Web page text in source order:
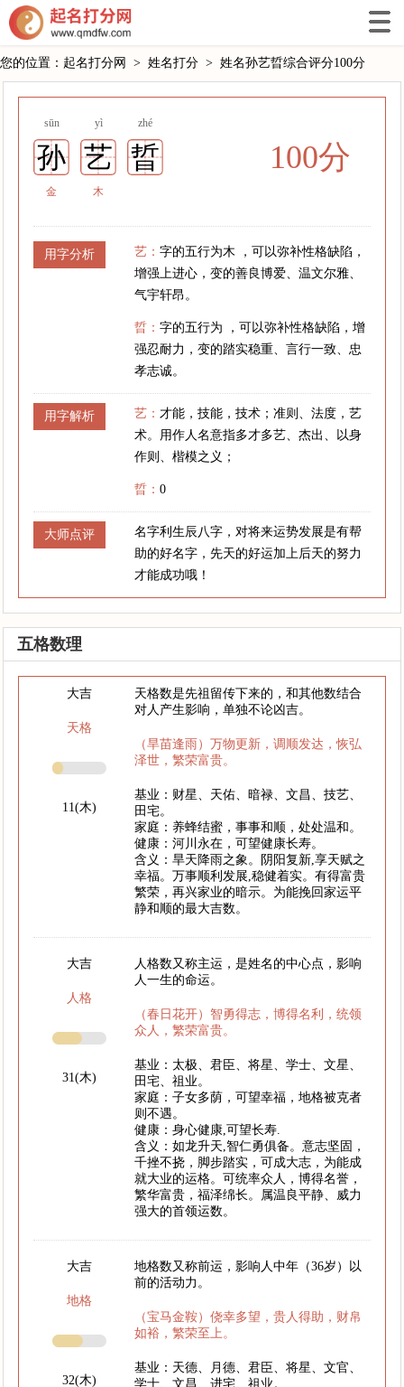
您的位置： 起名打分网 > 姓名打分 > 姓名孙艺晢综合评分100分
sūn yì zhé
孙 艺 晢
金 木
100分
用字分析 艺：字的五行为木 ，可以弥补性格缺陷，
增强上进心，变的善良博爱、温文尔雅、
气宇轩昂。
晢：字的五行为 ，可以弥补性格缺陷，增
强忍耐力，变的踏实稳重、言行一致、忠
孝志诚。
用字解析 艺：才能，技能，技术；准则、法度，艺
术。用作人名意指多才多艺、杰出、以身
作则、楷模之义；
晢：0
大师点评
名字利生辰八字，对将来运势发展是有帮
助的好名字，先天的好运加上后天的努力
才能成功哦！
五格数理
大吉
天格
11(木)
天格数是先祖留传下来的，和其他数结合
对人产生影响，单独不论凶吉。
（旱苗逢雨）万物更新，调顺发达，恢弘
泽世，繁荣富贵。
基业：财星、天佑、暗禄、文昌、技艺、
田宅。
家庭：养蜂结蜜，事事和顺，处处温和。
健康：河川永在，可望健康长寿。
含义：旱天降雨之象。阴阳复新,享天赋之
幸福。万事顺利发展,稳健着实。有得富贵
繁荣，再兴家业的暗示。为能挽回家运平
静和顺的最大吉数。
大吉
人格
31(木)
人格数又称主运，是姓名的中心点，影响
人一生的命运。
（春日花开）智勇得志，博得名利，统领
众人，繁荣富贵。
基业：太极、君臣、将星、学士、文星、
田宅、祖业。
家庭：子女多荫，可望幸福，地格被克者
则不遇。
健康：身心健康,可望长寿.
含义：如龙升天,智仁勇俱备。意志坚固，
千挫不挠，脚步踏实，可成大志，为能成
就大业的运格。可统率众人，博得名誉，
繁华富贵，福泽绵长。属温良平静、威力
强大的首领运数。
大吉
地格
32(木)
地格数又称前运，影响人中年（36岁）以
前的活动力。
（宝马金鞍）侥幸多望，贵人得助，财帛
如裕，繁荣至上。
基业：天德、月德、君臣、将星、文官、
学士、文昌、进宅、祖业。